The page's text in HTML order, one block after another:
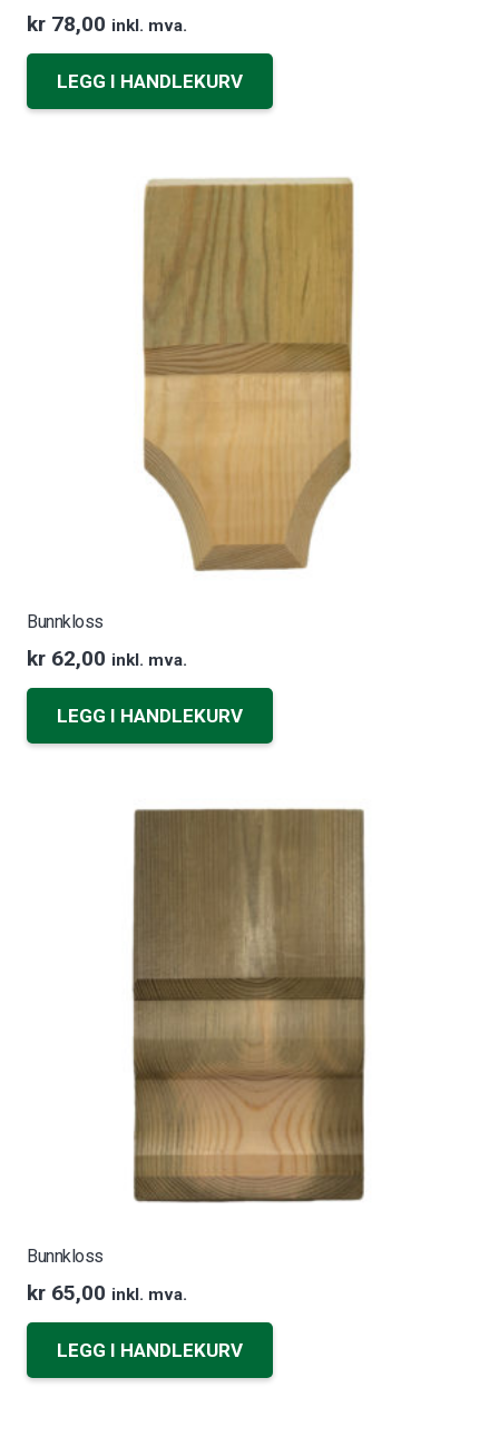
kr 78,00 inkl. mva.
LEGG I HANDLEKURV
Bunnkloss
kr 62,00 inkl. mva.
LEGG I HANDLEKURV
Bunnkloss
kr 65,00 inkl. mva.
LEGG I HANDLEKURV